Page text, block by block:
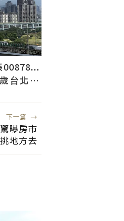
00878...
台北人
下一篇 →
曝房市
地方去